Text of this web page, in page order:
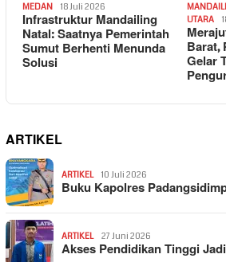
MEDAN 18 Juli 2026
Infrastruktur Mandailing
Natal: Saatnya Pemerintah
Sumut Berhenti Menunda
Solusi
UTARA
Barat,
Gelar
ARTIKEL
ARTIKEL 10 Juli 2026
Buku Kapolres
ARTIKEL 27 Juni 2026
Akses Pendidikan Tinggi